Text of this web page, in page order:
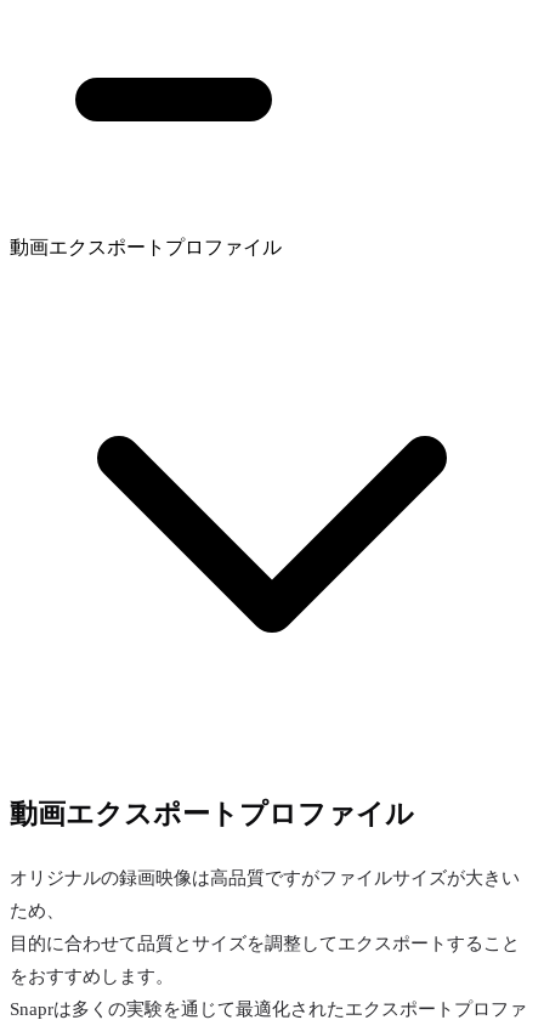
動画エクスポートプロファイル
動画エクスポートプロファイル
オリジナルの録画映像は高品質ですがファイルサイズが大きい
ため、
目的に合わせて品質とサイズを調整してエクスポートすること
をおすすめします。
Snaprは多くの実験を通じて最適化されたエクスポートプロファ